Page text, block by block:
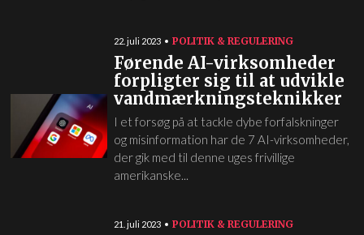
22. juli 2023 POLITIK & REGULERING
Førende AI-virksomheder
forpligter sig til at udvikle
vandmærkningsteknikker
I et forsøg på at tackle dybe forfalskninger
og misinformation har de 7 AI-virksomheder,
der gik med til denne uges frivillige
amerikanske...
21. juli 2023 POLITIK & REGULERING